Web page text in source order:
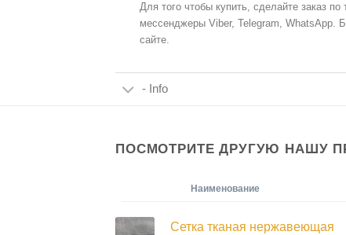
Для того чтобы купить, сделайте заказ
мессенджеры Viber, Telegram, WhatsApp.
сайте.
- Info
ПОСМОТРИТЕ ДРУГУЮ НАШУ
Наименование
Сетка тканая нержавеющая